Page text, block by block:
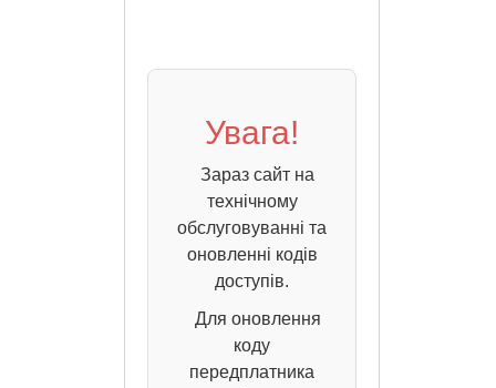
Увага!
Зараз сайт на
технічному
обслуговуванні та
оновленні кодів
доступів.
Для оновлення
коду
передплатника